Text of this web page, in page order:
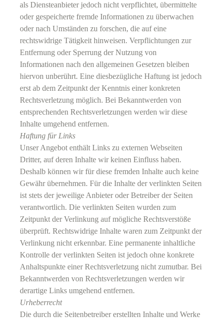
als Diensteanbieter jedoch nicht verpflichtet, übermittelte
oder gespeicherte fremde Informationen zu überwachen
oder nach Umständen zu forschen, die auf eine
rechtswidrige Tätigkeit hinweisen. Verpflichtungen zur
Entfernung oder Sperrung der Nutzung von
Informationen nach den allgemeinen Gesetzen bleiben
hiervon unberührt. Eine diesbezügliche Haftung ist jedoch
erst ab dem Zeitpunkt der Kenntnis einer konkreten
Rechtsverletzung möglich. Bei Bekanntwerden von
entsprechenden Rechtsverletzungen werden wir diese
Inhalte umgehend entfernen.
Haftung für Links
Unser Angebot enthält Links zu externen Webseiten
Dritter, auf deren Inhalte wir keinen Einfluss haben.
Deshalb können wir für diese fremden Inhalte auch keine
Gewähr übernehmen. Für die Inhalte der verlinkten Seiten
ist stets der jeweilige Anbieter oder Betreiber der Seiten
verantwortlich. Die verlinkten Seiten wurden zum
Zeitpunkt der Verlinkung auf mögliche Rechtsverstöße
überprüft. Rechtswidrige Inhalte waren zum Zeitpunkt der
Verlinkung nicht erkennbar. Eine permanente inhaltliche
Kontrolle der verlinkten Seiten ist jedoch ohne konkrete
Anhaltspunkte einer Rechtsverletzung nicht zumutbar. Bei
Bekanntwerden von Rechtsverletzungen werden wir
derartige Links umgehend entfernen.
Urheberrecht
Die durch die Seitenbetreiber erstellten Inhalte und Werke